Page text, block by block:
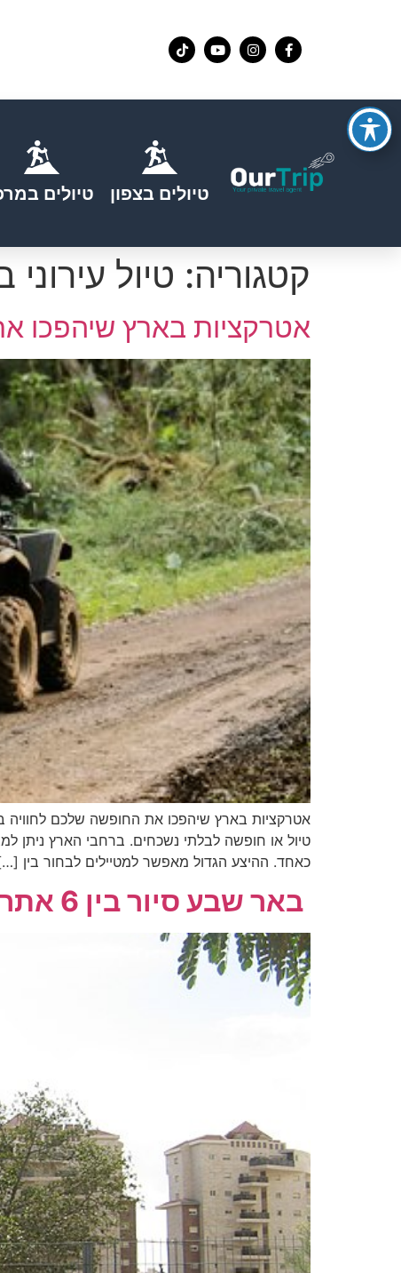
טיולים בצפון טיולים
קטגוריה: טיול עירוני
אטרקציות בארץ שיהפכו
אטרקציות בארץ שיהפכו את החופשה שלכם לחוויה
טיול או חופשה לבלתי נשכחים. ברחבי הארץ ניתן
כאחד. ההיצע הגדול מאפשר למטיילים לבחור בין
באר שבע סיור בין 6 אתרים